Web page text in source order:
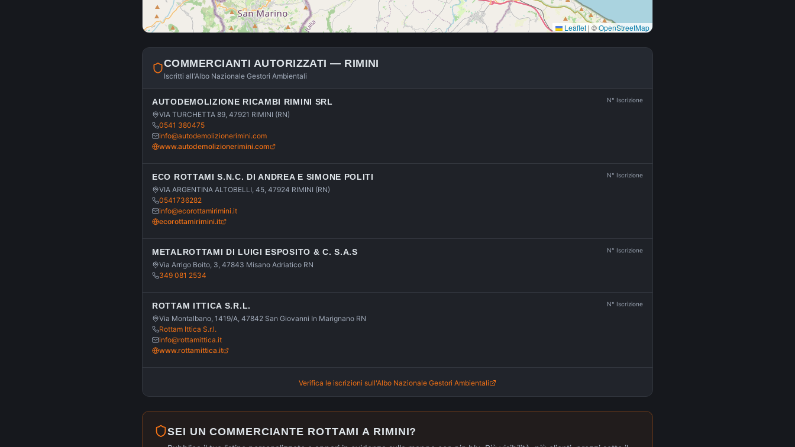
Leaflet | ©OpenStreetMap
COMMERCIANTI AUTORIZZATI — RIMINI
Iscritti all'Albo Nazionale Gestori Ambientali
AUTODEMOLIZIONE RICAMBI RIMINI SRL
VIA TURCHETTA 89, 47921 RIMINI (RN)
0541 380475
info@autodemolizionerimini.com
www.autodemolizionerimini.com
N° Iscrizione
ECO ROTTAMI S.N.C. DI ANDREA E SIMONE POLITI
VIA ARGENTINA ALTOBELLI, 45, 47924 RIMINI (RN)
0541736282
info@ecorottamirimini.it
ecorottamirimini.it
N° Iscrizione
METALROTTAMI DI LUIGI ESPOSITO & C. S.A.S
Via Arrigo Boito, 3, 47843 Misano Adriatico RN
349 081 2534
N° Iscrizione
ROTTAM ITTICA S.R.L.
Via Montalbano, 1419/A, 47842 San Giovanni In Marignano RN
Rottam Ittica S.r.l.
info@rottamittica.it
www.rottamittica.it
N° Iscrizione
Verifica le iscrizioni sull'Albo Nazionale Gestori Ambientali
SEI UN COMMERCIANTE ROTTAMI A RIMINI?